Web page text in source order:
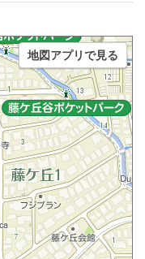
地図アプリで見る